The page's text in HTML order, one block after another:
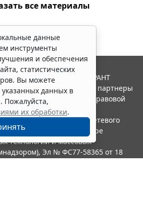
все материалы
данные
инструменты
и обеспечения
статистических
Вы можете
указанных данных в
Пожалуйста,
их обработки.
2026. Система ГАРАНТ
Компания "Гарант" и ее партнеры
Российской ассоциации правовой
в качестве сетевого
службой по надзору в сфере
технологий и массовых
Эл № ФС77-58365 от 18